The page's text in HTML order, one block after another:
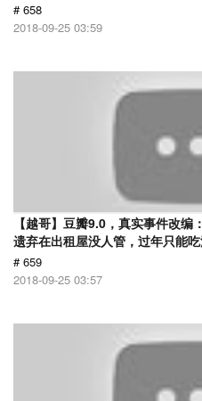
# 658
2018-09-25 03:59
【越哥】豆瓣9.0，真实事件改
遗弃在出租屋没人管，过年只能吃
# 659
2018-09-25 03:57